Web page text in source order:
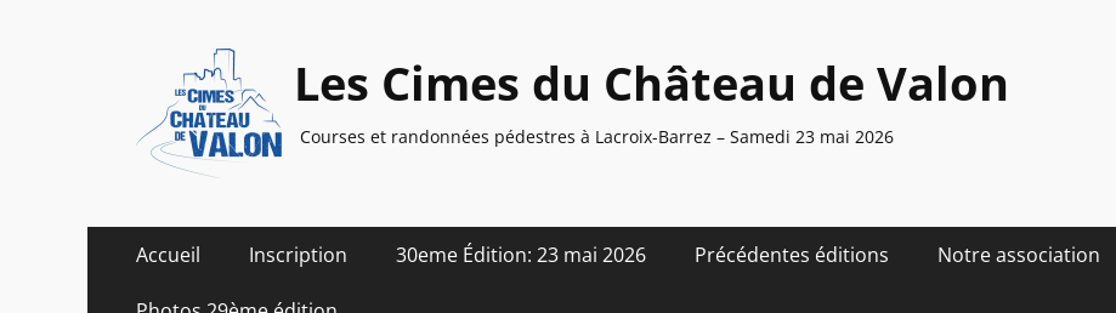
Les Cimes du Château de Valon
Courses et randonnées pédestres à Lacroix-Barrez – Samedi 23 mai 2026
Menu
contenu
Accueil Inscription 30eme Édition: 23 mai 2026 Précédentes éditions Notre association